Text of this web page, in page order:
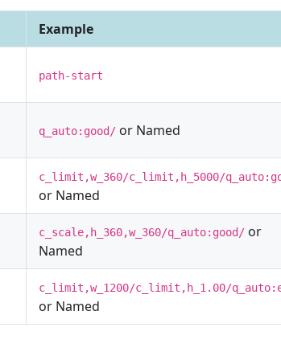
Example
path-start
q_auto:good/ or Named
c_limit,w_360/c_limit,h_5000/
or Named
c_scale,h_360,w_360/q_auto:good/ or
Named
c_limit,w_1200/c_limit,h_1.00/
or Named